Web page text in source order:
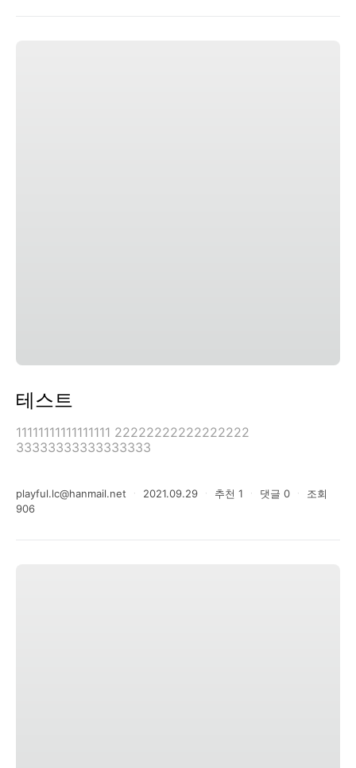
테스트
11111111111111111 22222222222222222
33333333333333333
playful.lc@hanmail.net ㆍ 2021.09.29 ㆍ 추천 1 ㆍ 댓글 0 ㆍ
조회
906